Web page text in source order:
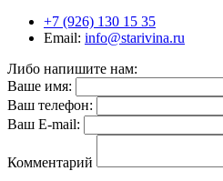
+7 (926) 130 15 35
Email: info@starivina.ru
Либо напишите нам:
Ваше имя:
Ваш телефон:
Ваш E-mail:
Комментарий